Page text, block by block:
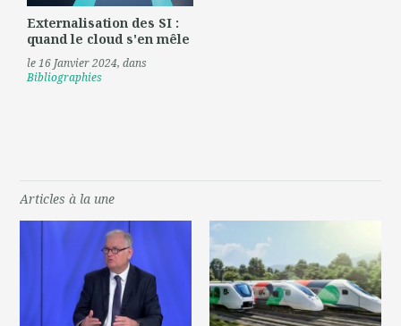
Externalisation des SI :
quand le cloud s'en mêle
le 16 Janvier 2024, dans
Bibliographies
Articles à la une